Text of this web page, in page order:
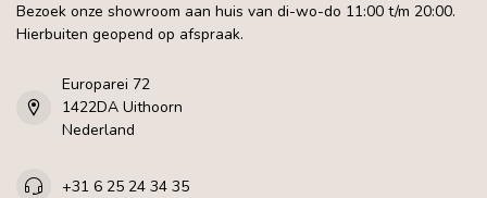
Bezoek onze showroom aan huis van di-wo-do 11:00 t/m 20:00.
Hierbuiten geopend op afspraak.
Europarei 72
1422DA Uithoorn
Nederland
+31 6 25 24 34 35